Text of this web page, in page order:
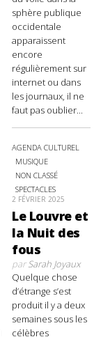
sphère publique
occidentale
apparaissent
encore
régulièrement sur
internet ou dans
les journaux, il ne
faut pas oublier...
AGENDA CULTUREL
MUSIQUE
NON CLASSÉ
SPECTACLES
2 FÉVRIER 2025
Le Louvre et
la Nuit des
fous
parSarah Joyaux
Quelque chose
d’étrange s’est
produit il y a deux
semaines sous les
célèbres